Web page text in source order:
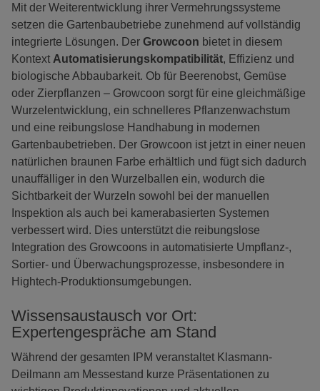
Mit der Weiterentwicklung ihrer Vermehrungssysteme
setzen die Gartenbaubetriebe zunehmend auf vollständig
integrierte Lösungen. Der Growcoon bietet in diesem
Kontext Automatisierungskompatibilität, Effizienz und
biologische Abbaubarkeit. Ob für Beerenobst, Gemüse
oder Zierpflanzen – Growcoon sorgt für eine gleichmäßige
Wurzelentwicklung, ein schnelleres Pflanzenwachstum
und eine reibungslose Handhabung in modernen
Gartenbaubetrieben. Der Growcoon ist jetzt in einer neuen
natürlichen braunen Farbe erhältlich und fügt sich dadurch
unauffälliger in den Wurzelballen ein, wodurch die
Sichtbarkeit der Wurzeln sowohl bei der manuellen
Inspektion als auch bei kamerabasierten Systemen
verbessert wird. Dies unterstützt die reibungslose
Integration des Growcoons in automatisierte Umpflanz-,
Sortier- und Überwachungsprozesse, insbesondere in
Hightech-Produktionsumgebungen.
Wissensaustausch vor Ort:
Expertengespräche am Stand
Während der gesamten IPM veranstaltet Klasmann-
Deilmann am Messestand kurze Präsentationen zu